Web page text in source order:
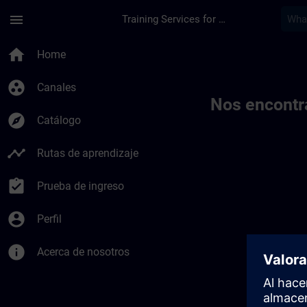
menu Training Services for Digital Industries
home Home
group_work Canales
explore Catálogo
timeline Rutas de aprendizaje
assignment_turned_in Prueba de ingreso
account_circle Perfil
info Acerca de nosotros
Nos